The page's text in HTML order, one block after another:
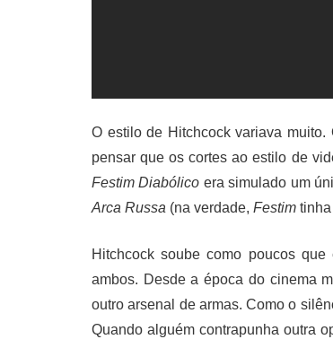
O estilo de Hitchcock variava
pensar que os cortes ao estilo de
Festim Diabólico era simulado um
Arca Russa (na verdade, Festim
Hitchcock soube como poucos
ambos. Desde a época do cinema
outro arsenal de armas. Como o
Quando alguém contrapunha outra